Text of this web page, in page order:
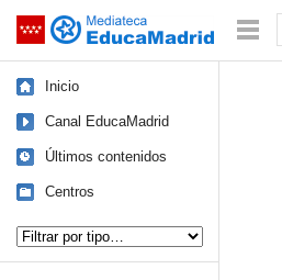
Saltar navegación
Inicio
Canal EducaMadrid
Últimos contenidos
Centros